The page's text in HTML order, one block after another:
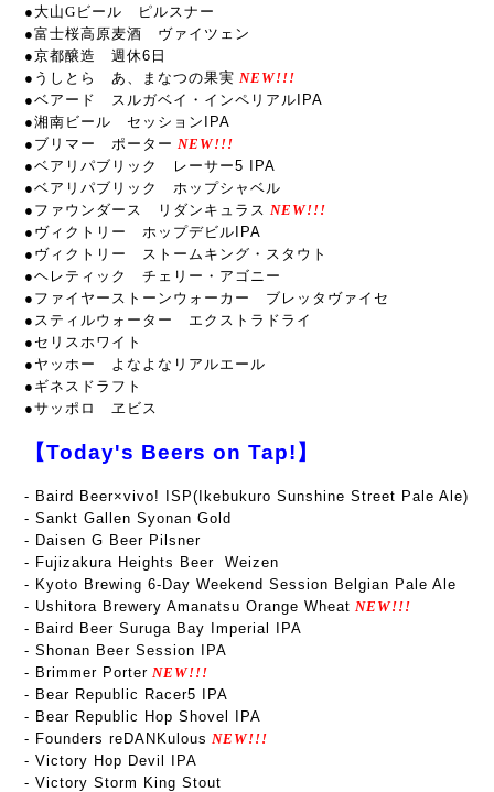
●大山Gビール ピルスナー
●富士桜高原麦酒 ヴァイツェン
●京都醸造 週休6日
●うしとら あ、まなつの果実 NEW!!!
●ベアード スルガベイ・インペリアルIPA
●湘南ビール セッションIPA
●ブリマー ポーター NEW!!!
●ベアリパブリック レーサー5 IPA
●ベアリパブリック ホップシャベル
●ファウンダース リダンキュラス NEW!!!
●ヴィクトリー ホップデビルIPA
●ヴィクトリー ストームキング・スタウト
●ヘレティック チェリー・アゴニー
●ファイヤーストーンウォーカー ブレッタヴァイセ
●スティルウォーター エクストラドライ
●セリスホワイト
●ヤッホー よなよなリアルエール
●ギネスドラフト
●サッポロ ヱビス
【Today's Beers on Tap!】
- Baird Beer×vivo! ISP(Ikebukuro Sunshine Street Pale Ale)
- Sankt Gallen Syonan Gold
- Daisen G Beer Pilsner
- Fujizakura Heights Beer Weizen
- Kyoto Brewing 6-Day Weekend Session Belgian Pale Ale
- Ushitora Brewery Amanatsu Orange Wheat NEW!!!
- Baird Beer Suruga Bay Imperial IPA
- Shonan Beer Session IPA
- Brimmer Porter NEW!!!
- Bear Republic Racer5 IPA
- Bear Republic Hop Shovel IPA
- Founders reDANKulous NEW!!!
- Victory Hop Devil IPA
- Victory Storm King Stout